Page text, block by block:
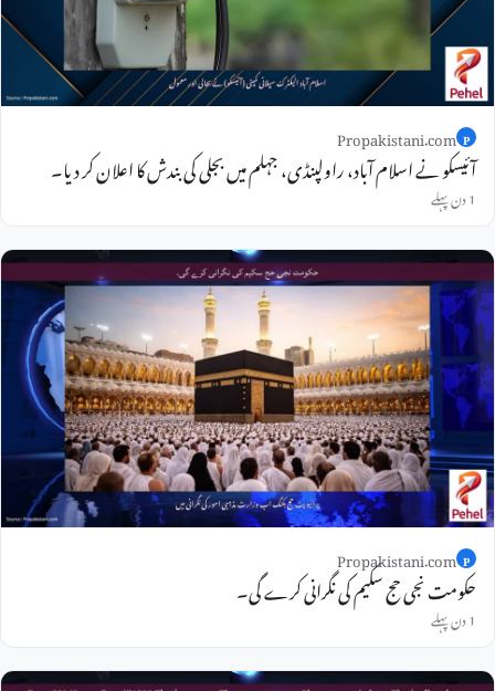
P
Propakistani.com
آئیسکو نے اسلام آباد، راولپنڈی، جہلم میں بجلی کی بندش کا اعلان کر دیا۔
1 دن پہلے
P
Propakistani.com
حکومت نجی حج سکیم کی نگرانی کرے گی۔
1 دن پہلے